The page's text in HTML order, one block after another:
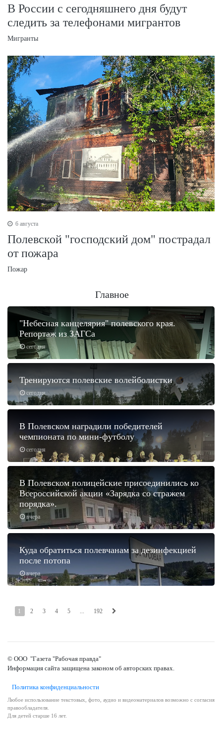
В России с сегодняшнего дня будут
следить за телефонами мигрантов
Мигранты
6 августа
Полевской "господский дом" пострадал
от пожара
Пожар
Главное
сегодня
"Небесная канцелярия" полевского края.
Репортаж из ЗАГСа
сегодня
Тренируются полевские волейболистки
сегодня
В Полевском наградили победителей
чемпионата по мини-футболу
вчера
В Полевском полицейские присоединились ко
Всероссийской акции «Зарядка со стражем
порядка».
вчера
Куда обратиться полевчанам за дезинфекцией
после потопа
1 2 3 4 5 ... 192
© ООО "Газета "Рабочая правда"
Информация сайта защищена законом об авторских правах.
Политика конфиденциальности
Любое использование текстовых, фото, аудио и видеоматериалов возможно с согласия
правообладателя.
Для детей старше 16 лет.